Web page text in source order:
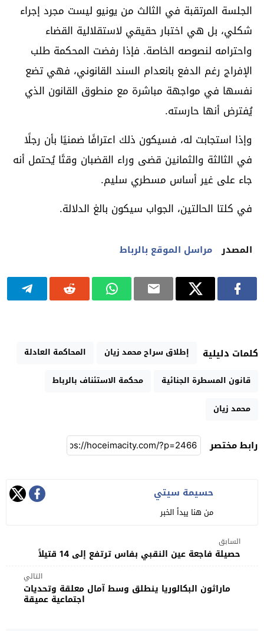
الجلسة المرتقبة في الثالث من يونيو ليست مجرد إجراء
شكلي، بل هي اختبار حقيقي لاستقلالية القضاء
واحترامه لنصوصه الخاصة. فإذا رفضت المحكمة طلب
الإفراج رغم الدفع بانعدام السند القانوني، فهي تضع
نفسها في مواجهة مباشرة مع منطوق القانون الذي
يُفترض أنها حارسته.
وإذا استجابت له، فسيكون ذلك اعترافًا ضمنيًا بأن رجلًا
في الثالثة والثمانين قضى وراء القضبان وقتًا يُحتمل أنه
جاء على غير أساس مسطري سليم.
في كلتا الحالتين، الجواب سيكون بالغ الدلالة.
المصدر مراسل الموقع بالرباط
كلمات دليلية إطلاق سراح محمد زيان
المحاكمة العادلة
قانون المسطرة الجنائية
محكمة الاستئناف بالرباط
محمد زيان
رابط مختصر
حسيمة سيتي
من هنا يبدأ الخبر
السابق
حصيلة فاجعة عين النقبي بفاس ترتفع إلى 14 قتيلاً
التالي
ماراثون البكالوريا ينطلق وسط آمال معلقة وتحديات
اجتماعية عميقة